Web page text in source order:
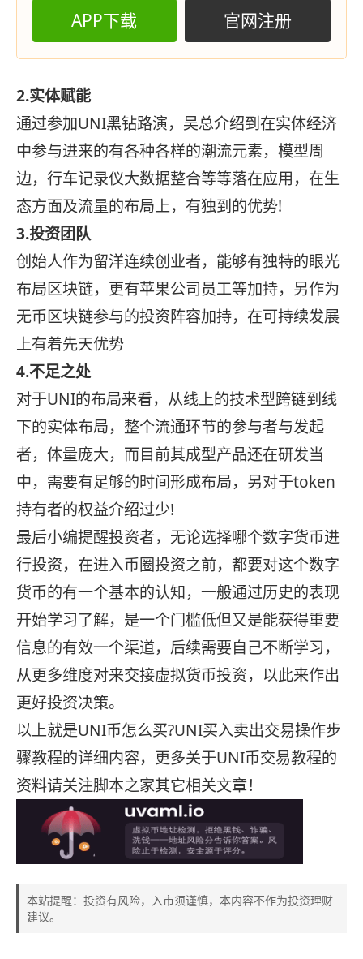
APP下载 官网注册
2.实体赋能
通过参加UNI黑钻路演，吴总介绍到在实体经济
中参与进来的有各种各样的潮流元素，模型周
边，行车记录仪大数据整合等等落在应用，在生
态方面及流量的布局上，有独到的优势!
3.投资团队
创始人作为留洋连续创业者，能够有独特的眼光
布局区块链，更有苹果公司员工等加持，另作为
无币区块链参与的投资阵容加持，在可持续发展
上有着先天优势
4.不足之处
对于UNI的布局来看，从线上的技术型跨链到线
下的实体布局，整个流通环节的参与者与发起
者，体量庞大，而目前其成型产品还在研发当
中，需要有足够的时间形成布局，另对于token
持有者的权益介绍过少!
最后小编提醒投资者，无论选择哪个数字货币进
行投资，在进入币圈投资之前，都要对这个数字
货币的有一个基本的认知，一般通过历史的表现
开始学习了解，是一个门槛低但又是能获得重要
信息的有效一个渠道，后续需要自己不断学习，
从更多维度对来交接虚拟货币投资，以此来作出
更好投资决策。
以上就是UNI币怎么买?UNI买入卖出交易操作步
骤教程的详细内容，更多关于UNI币交易教程的
资料请关注脚本之家其它相关文章！
本站提醒：投资有风险，入市须谨慎，本内容不作为投资理财
建议。